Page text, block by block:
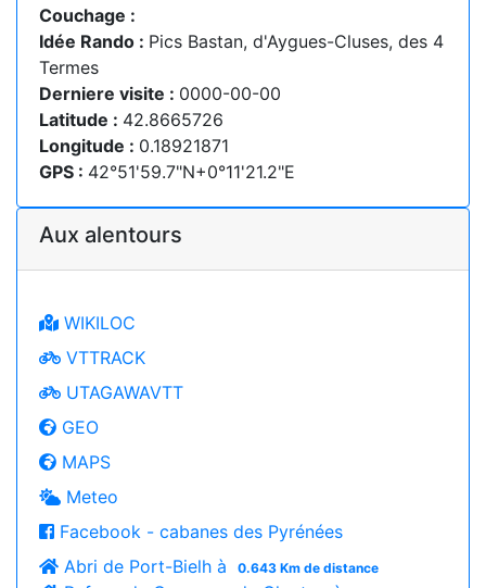
Couchage :
Idée Rando : Pics Bastan, d'Aygues-Cluses, des 4
Termes
Derniere visite : 0000-00-00
Latitude : 42.8665726
Longitude : 0.18921871
GPS : 42°51'59.7"N+0°11'21.2"E
Aux alentours
WIKILOC
VTTRACK
UTAGAWAVTT
GEO
MAPS
Meteo
Facebook - cabanes des Pyrénées
Abri de Port-Bielh à
0.643 Km de distance